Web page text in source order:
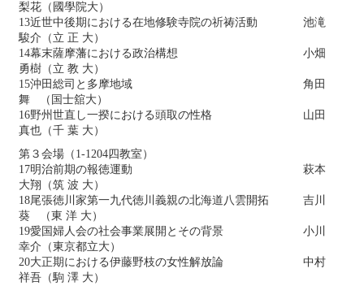
梨花（國學院大）
13近世中後期における在地修験寺院の祈祷活動 池滝
駿介（立 正 大）
14幕末薩摩藩における政治構想 小畑
勇樹（立 教 大）
15沖田総司と多摩地域 角田
舞 （国士舘大）
16野州世直し一揆における頭取の性格 山田
真也（千 葉 大）
第３会場（1-1204四教室）
17明治前期の報徳運動 萩本
大翔（筑 波 大）
18尾張徳川家第一九代徳川義親の北海道八雲開拓 吉川
葵 （東 洋 大）
19愛国婦人会の社会事業展開とその背景 小川
幸介（東京都立大）
20大正期における伊藤野枝の女性解放論 中村
祥吾（駒 澤 大）